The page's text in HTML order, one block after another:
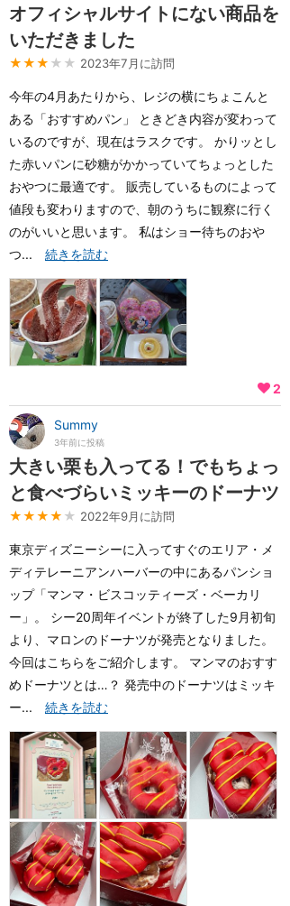
オフィシャルサイトにない商品を
いただきました
★★★ ★★ 2023年7月に訪問
今年の4月あたりから、レジの横にちょこんと
ある「おすすめパン」 ときどき内容が変わって
いるのですが、現在はラスクです。 かりッとし
た赤いパンに砂糖がかかっていてちょっとした
おやつに最適です。 販売しているものによって
値段も変わりますので、朝のうちに観察に行く
のがいいと思います。 私はショー待ちのおや
つ... 続きを読む
2
Summy
3年前に投稿
大きい栗も入ってる！でもちょっ
と食べづらいミッキーのドーナツ
★★★★ ★ 2022年9月に訪問
東京ディズニーシーに入ってすぐのエリア・メ
ディテレーニアンハーバーの中にあるパンショ
ップ「マンマ・ビスコッティーズ・ベーカリ
ー」。 シー20周年イベントが終了した9月初旬
より、マロンのドーナツが発売となりました。
今回はこちらをご紹介します。 マンマのおすす
めドーナツとは…？ 発売中のドーナツはミッキ
ー... 続きを読む